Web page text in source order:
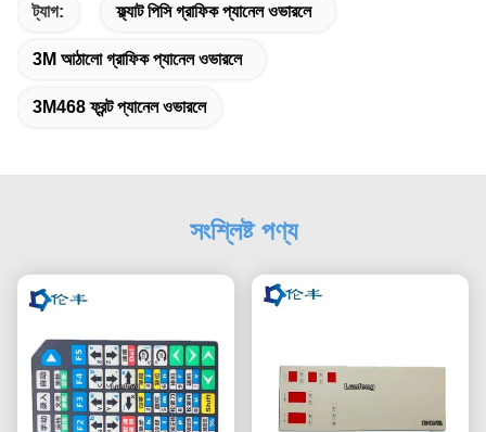
ট্যাগ: ফ্ল্যাট পিসি গ্রাফিক প্যানেল ওভারলে
3M আঠালো গ্রাফিক প্যানেল ওভারলে
3M468 ফ্রন্ট প্যানেল ওভারলে
সংশ্লিষ্ট পণ্য